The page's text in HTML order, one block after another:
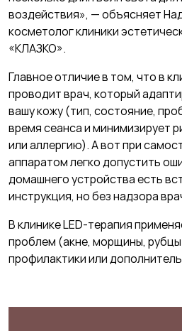
воздействия», — объясняет
косметолог клиники
«КЛАЗКО».
Главное отличие в том, что в
проводит врач, который
вашу кожу (тип, состояние,
время сеанса и минимизирует
или аллергию). А вот при
аппаратом легко допустить
домашнего устройства есть
инструкция, но без надзора
В клинике LED-терапия
проблем (акне, морщины,
профилактики или